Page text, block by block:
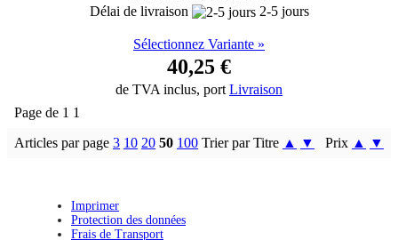
Délai de livraison
2-5 jours
Sélectionnez Variante »
40,25 €
de TVA inclus, port Livraison
Page de 1 1
Articles par page 3 10 20 50 100 Trier par Titre ▲ ▼ Prix ▲ ▼
Imprimer
Protection des données
Frais de Transport